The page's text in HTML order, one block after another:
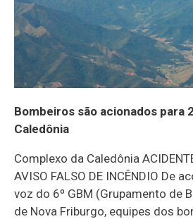
Bombeiros são acionados para
Caledônia
Complexo da Caledônia
AVISO FALSO DE INCÊNDIO De
voz do 6º GBM (Grupamento de
de Nova Friburgo, equipes dos